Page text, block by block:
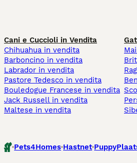
Cani e Cuccioli in Vendita
Chihuahua in vendita
Barboncino in vendita
Labrador in vendita
Pastore Tedesco in vendita
Bouledogue Francese in vendita
Jack Russell in vendita
Maltese in vendita
Pets4Homes Hastnet